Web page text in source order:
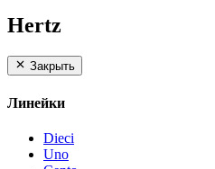
Hertz
Закрыть
Линейки
Dieci
Uno